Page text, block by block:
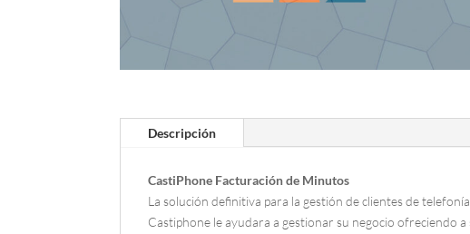
Descripción
CastiPhone Facturación de Minutos
La solución definitiva para la gestión de clientes de telefonía
Castiphone le ayudara a gestionar su negocio ofreciendo